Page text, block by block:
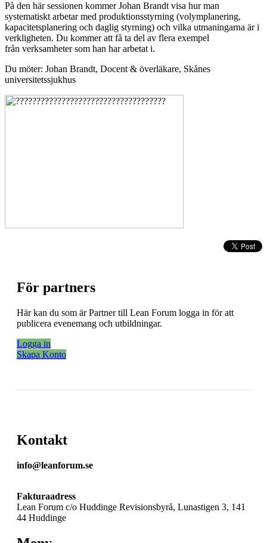
På den här sessionen kommer Johan Brandt visa hur man
systematiskt arbetar med produktionsstyrning (volymplanering,
kapacitetsplanering och daglig styrning) och vilka utmaningarna är i
verkligheten. Du kommer att få ta del av flera exempel
från verksamheter som han har arbetat i.
Du möter: Johan Brandt, Docent & överläkare, Skånes
universitetssjukhus
För partners
Här kan du som är Partner till Lean Forum logga in för att
publicera evenemang och utbildningar.
Logga in
Skapa Konto
Kontakt
info@leanforum.se
Fakturaadress
Lean Forum c/o Huddinge Revisionsbyrå, Lunastigen 3, 141
44 Huddinge